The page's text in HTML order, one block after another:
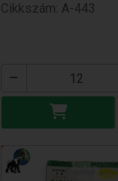
Cikkszám: A-443